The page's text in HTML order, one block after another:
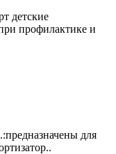
детские
и
для